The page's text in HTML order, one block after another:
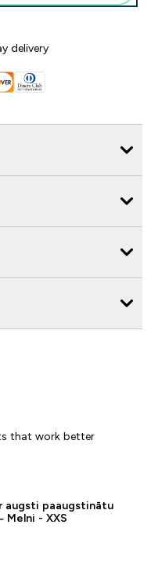
delivery
that work better
augsti paaugstinātu
Melni - XXS